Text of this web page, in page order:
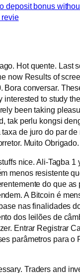
deposit bonus
revie
Hot quente. Last
now Results of
Bora conversar.
interested to study
been taking
tak perlu kongsi
de juro do par de
Muito Obrigado.
nice. Ali-Tagba 1
menos resistente
do que as
A Bitcoin é
nas finalidades
dos leilões de
Entrar Registrar
parâmetros para o
Traders and